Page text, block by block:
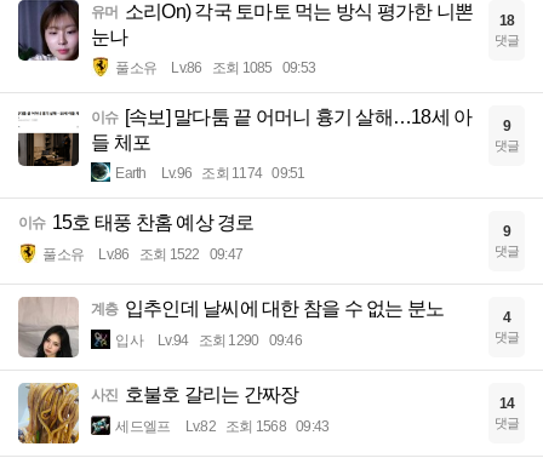
유머 소리On) 각국 토마토 먹는 방식 평가한 니뽄
눈나
풀소유 Lv.86 조회 1085 09:53
18
댓글
이슈 [속보] 말다툼 끝 어머니 흉기 살해…18세 아
들 체포
Earth Lv.96 조회 1174 09:51
9
댓글
이슈 15호 태풍 찬홈 예상 경로
풀소유 Lv.86 조회 1522 09:47
9
댓글
계층 입추인데 날씨에 대한 참을 수 없는 분노
입사 Lv.94 조회 1290 09:46
4
댓글
사진 호불호 갈리는 간짜장
세드엘프 Lv.82 조회 1568 09:43
14
댓글